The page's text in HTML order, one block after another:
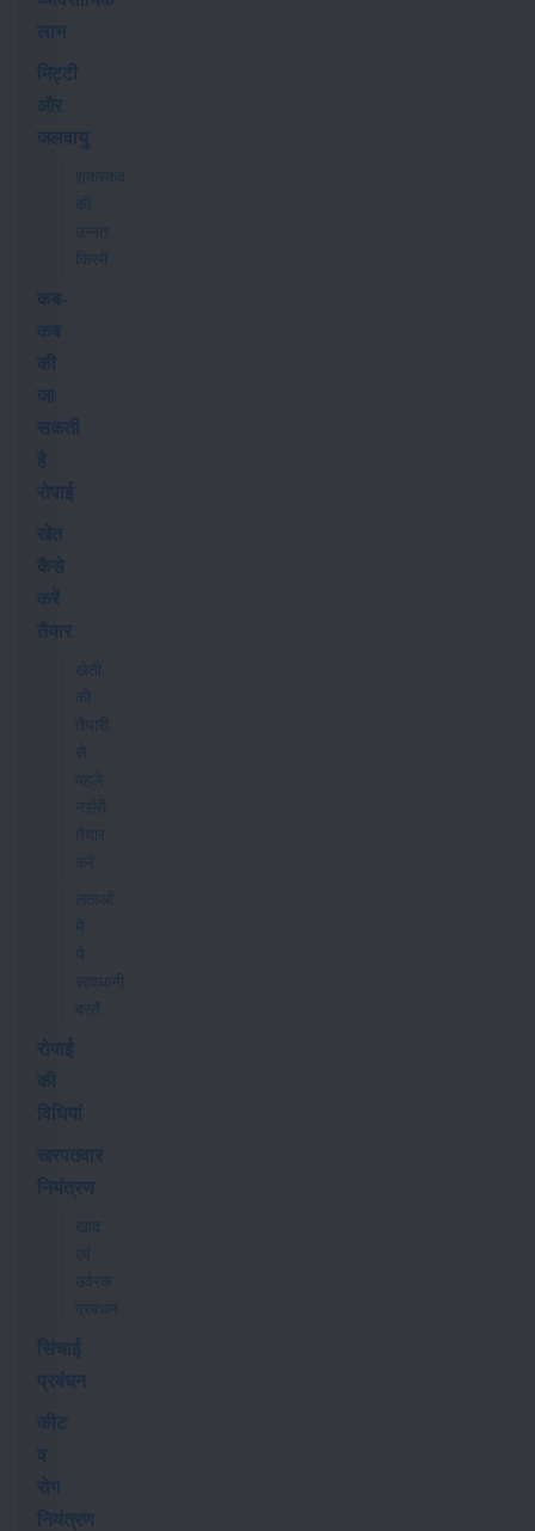
लाभ
मिट्टी
और
जलवायु
शकरकंद
की
उन्नत
किस्में
कब-
कब
की
जा
सकती
है
रोपाई
खेत
कैसे
करें
तैयार
खेती
की
तैयारी
से
पहले
नर्सरी
तैयार
करें
लताओं
में
ये
सावधानी
बरतें
रोपाई
की
विधियां
खरपतवार
नियंत्रण
खाद
उर्वरक
प्रबंधन
सिंचाई
प्रबंधन
कीट
व
रोग
नियंत्रण